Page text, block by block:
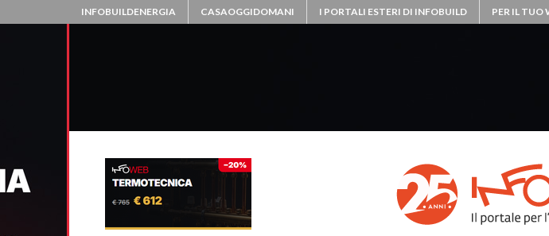
INFOBUILDENERGIA CASAOGGIDOMANI I PORTALI ESTERI DI INFOBUILD PER IL TUO